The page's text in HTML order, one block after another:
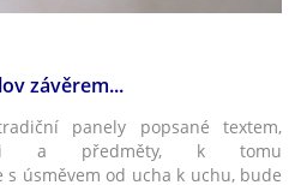
závěrem...
panely popsané textem,
a předměty, k tomu
úsměvem od ucha k uchu, bude